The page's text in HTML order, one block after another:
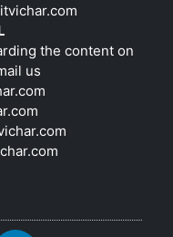
the content on
us